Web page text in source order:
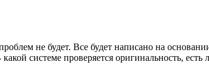
не будет. Все будет написано на
системе проверяется оригинальность,